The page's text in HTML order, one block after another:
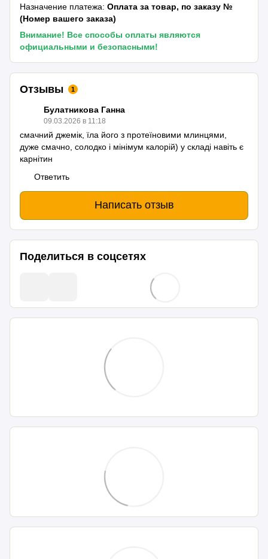
Назначение платежа:Оплата за товар, по заказу №
(Номер вашего заказа)
Внимание! Все способы оплаты являются
официальными и безопасными!
Отзывы 1
Булатникова Ганна
09.03.2026 в 11:18
смачний джемік, їла його з протеїновими млинцями,
дуже смачно, солодко і мінімум калорій) у складі навіть є
карнітин
Ответить
Написать отзыв
Поделиться в соцсетях